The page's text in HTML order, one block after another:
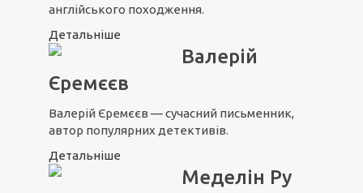
англійського походження.
Детальніше
Валерій
Єремєєв
Валерій Єремєєв — сучасний письменник,
автор популярних детективів.
Детальніше
Меделін Ру